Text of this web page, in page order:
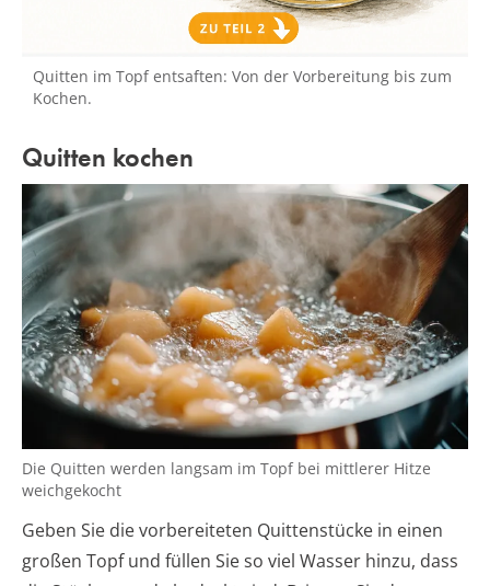
Quitten im Topf entsaften: Von der Vorbereitung bis zum
Kochen.
Quitten kochen
Die Quitten werden langsam im Topf bei mittlerer Hitze
weichgekocht
Geben Sie die vorbereiteten Quittenstücke in einen
großen Topf und füllen Sie so viel Wasser hinzu, dass